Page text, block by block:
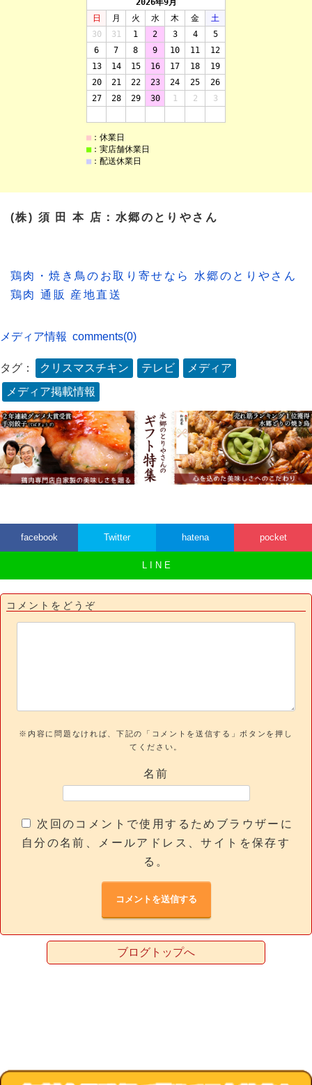
(株) 須 田 本 店：水郷のとりやさん
鶏肉・焼き鳥のお取り寄せなら 水郷のとりやさん
鶏肉 通販 産地直送
メディア情報 comments(0)
タグ： クリスマスチキン テレビ
メディア
メディア掲載情報
facebook Twitter hatena pocket
L I N E
コメントをどうぞ
※内容に問題なければ、下記の「コメントを送信する」ボタンを押し
てください。
名前
次回のコメントで使用するためブラウザーに
自分の名前、メールアドレス、サイトを保存す
る。
ブログトップへ